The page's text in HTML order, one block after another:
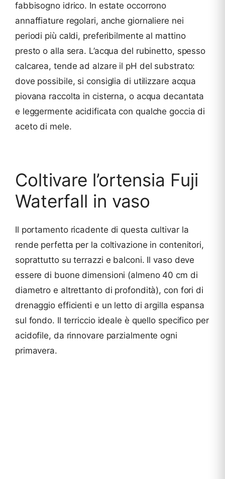
fabbisogno idrico. In estate occorrono
annaffiature regolari, anche giornaliere nei
periodi più caldi, preferibilmente al mattino
presto o alla sera. L’acqua del rubinetto, spesso
calcarea, tende ad alzare il pH del substrato:
dove possibile, si consiglia di utilizzare acqua
piovana raccolta in cisterna, o acqua decantata
e leggermente acidificata con qualche goccia di
aceto di mele.
Coltivare l’ortensia Fuji
Waterfall in vaso
Il portamento ricadente di questa cultivar la
rende perfetta per la coltivazione in contenitori,
soprattutto su terrazzi e balconi. Il vaso deve
essere di buone dimensioni (almeno 40 cm di
diametro e altrettanto di profondità), con fori di
drenaggio efficienti e un letto di argilla espansa
sul fondo. Il terriccio ideale è quello specifico per
acidofile, da rinnovare parzialmente ogni
primavera.